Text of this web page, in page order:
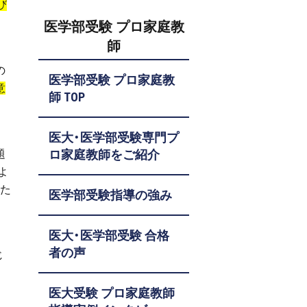
医学部受験 プロ家庭教
師
医学部受験 プロ家庭教
師 TOP
医大・医学部受験専門プ
ロ家庭教師をご紹介
医学部受験指導の強み
医大・医学部受験 合格
者の声
医大受験 プロ家庭教師